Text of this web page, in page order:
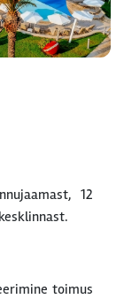
12
toimus